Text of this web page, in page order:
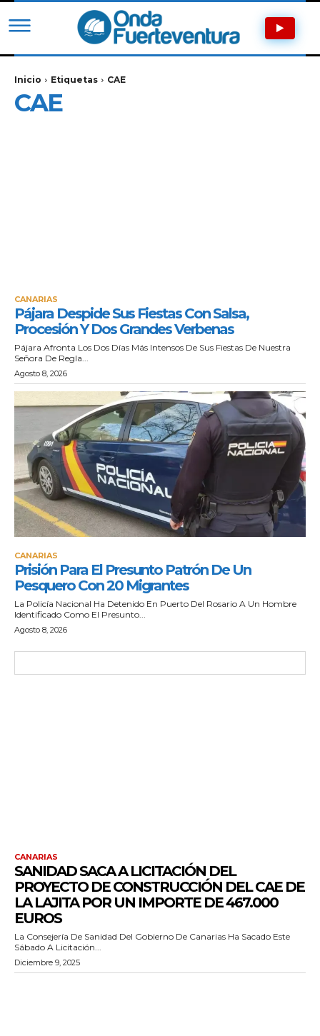
Inicio Etiquetas CAE
CAE
CANARIAS
Pájara Despide Sus Fiestas Con Salsa,
Procesión Y Dos Grandes Verbenas
Pájara Afronta Los Dos Días Más Intensos De Sus Fiestas De Nuestra
Señora De Regla...
Agosto 8, 2026
CANARIAS
Prisión Para El Presunto Patrón De Un
Pesquero Con 20 Migrantes
La Policía Nacional Ha Detenido En Puerto Del Rosario A Un Hombre
Identificado Como El Presunto...
Agosto 8, 2026
CANARIAS
SANIDAD SACA A LICITACIÓN DEL
PROYECTO DE CONSTRUCCIÓN DEL CAE DE
LA LAJITA POR UN IMPORTE DE 467.000
EUROS
La Consejería De Sanidad Del Gobierno De Canarias Ha Sacado Este
Sábado A Licitación...
Diciembre 9, 2025